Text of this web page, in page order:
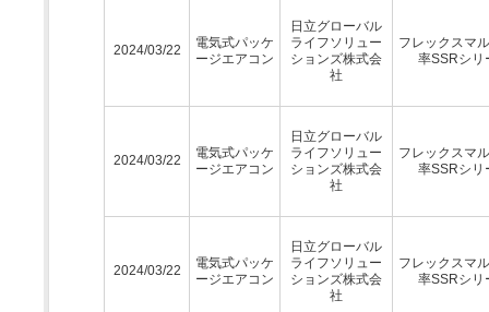
2024/03/22
電気式パッケ
ージエアコン
日立グローバル
ライフソリュー
ションズ株式会
社
フレックスマ
率SSRシリ
2024/03/22
電気式パッケ
ージエアコン
日立グローバル
ライフソリュー
ションズ株式会
社
フレックスマ
率SSRシリ
2024/03/22
電気式パッケ
ージエアコン
日立グローバル
ライフソリュー
ションズ株式会
社
フレックスマ
率SSRシリ